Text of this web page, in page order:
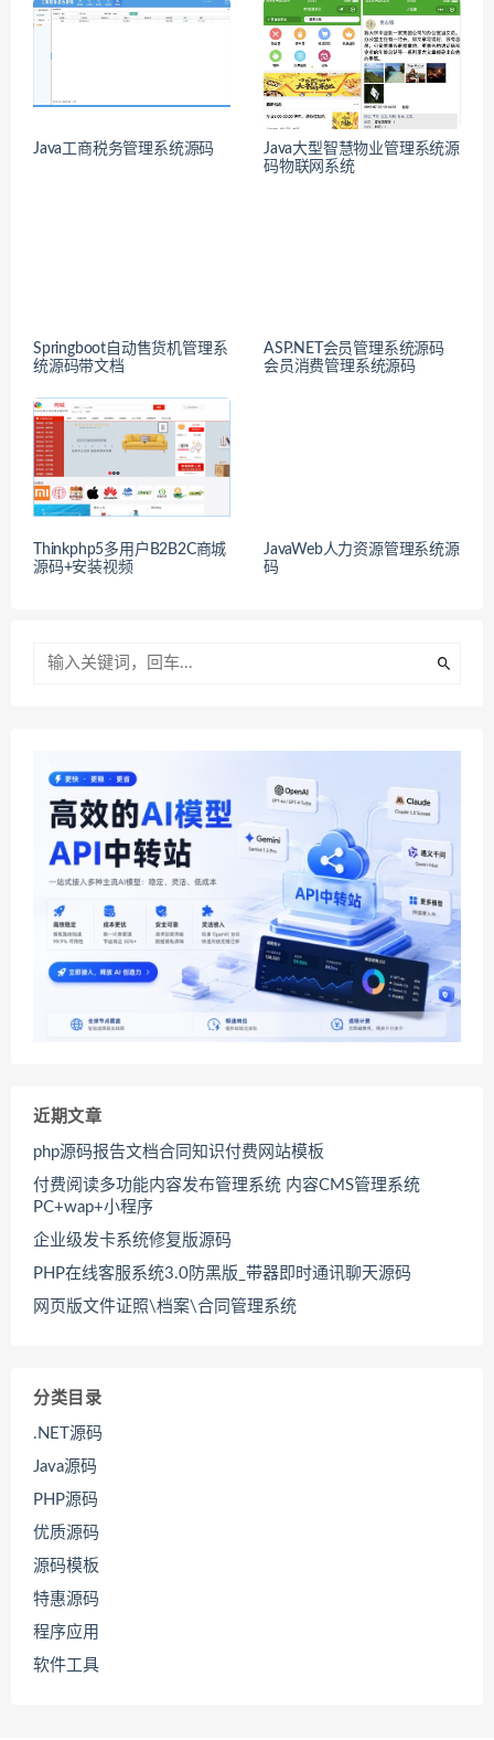
Java工商税务管理系统源码
Java大型智慧物业管理系统源
码物联网系统
Springboot自动售货机管理系
统源码带文档
ASP.NET会员管理系统源码
会员消费管理系统源码
Thinkphp5多用户B2B2C商城
源码+安装视频
JavaWeb人力资源管理系统源
码
近期文章
php源码报告文档合同知识付费网站模板
付费阅读多功能内容发布管理系统 内容CMS管理系统
PC+wap+小程序
企业级发卡系统修复版源码
PHP在线客服系统3.0防黑版_带器即时通讯聊天源码
网页版文件证照\档案\合同管理系统
分类目录
.NET源码
Java源码
PHP源码
优质源码
源码模板
特惠源码
程序应用
软件工具